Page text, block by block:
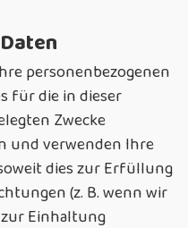
personenbezogenen
für die in dieser
Zwecke
und verwenden Ihre
dies zur Erfüllung
(z. B. wenn wir
Einhaltung